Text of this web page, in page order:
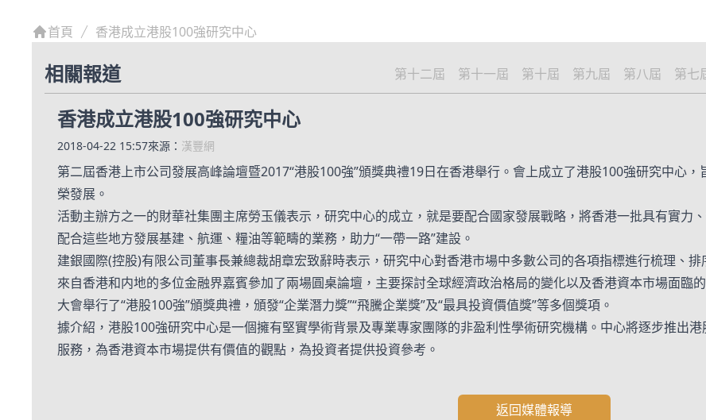
首頁 香港成立港股100強研究中心
相關報道 第十二屆 第十一屆 第十屆 第九屆 第八屆 第七
香港成立港股100強研究中心
2018-04-22 15:57來源： 漢豐網
第二屆香港上市公司發展高峰論壇暨2017“港股100強”頒獎典禮19日在香港舉行。會上成立了港股100強研究中心
榮發展。
活動主辦方之一的財華社集團主席勞玉儀表示，研究中心的成立，就是要配合國家發展戰略，將香港一批具有實力
配合這些地方發展基建、航運、糧油等範疇的業務，助力“一帶一路”建設。
建銀國際(控股)有限公司董事長兼總裁胡章宏致辭時表示，研究中心對香港市場中多數公司的各項指標進行梳理、
來自香港和内地的多位金融界嘉賓參加了兩場圓桌論壇，主要探討全球經濟政治格局的變化以及香港資本市場面臨
大會舉行了“港股100強”頒獎典禮，頒發“企業潛力獎”“飛騰企業獎”及“最具投資價值獎”等多個獎項。
據介紹，港股100強研究中心是一個擁有堅實學術背景及專業專家團隊的非盈利性學術研究機構。中心將逐步推出
服務，為香港資本市場提供有價值的觀點，為投資者提供投資參考。
返回媒體報導